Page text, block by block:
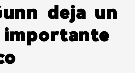
deja un
importante